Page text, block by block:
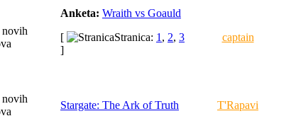
Anketa: Wraith vs Goauld
[
Stranica: 1 , 2, 3
]
captain
Stargate: The Ark of Truth T'Rapavi